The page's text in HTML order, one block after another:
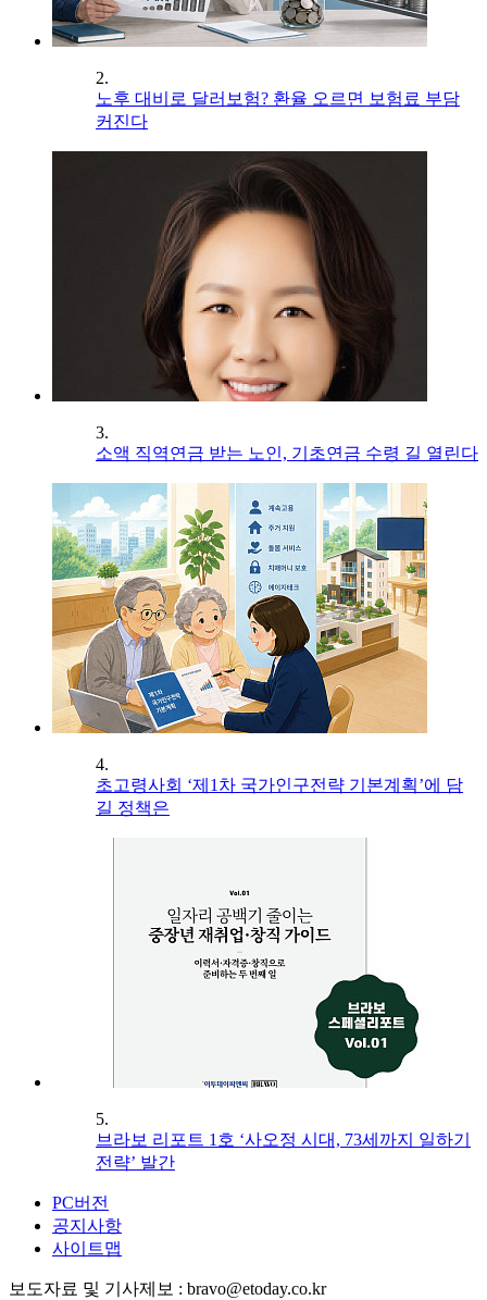
2.
노후 대비로 달러보험? 환율 오르면 보험료 부담
커진다
3.
소액 직역연금 받는 노인, 기초연금 수령 길 열린다
4.
초고령사회 ‘제1차 국가인구전략 기본계획’에 담
길 정책은
5.
브라보 리포트 1호 ‘사오정 시대, 73세까지 일하기
전략’ 발간
PC버전
공지사항
사이트맵
보도자료 및 기사제보 : bravo@etoday.co.kr